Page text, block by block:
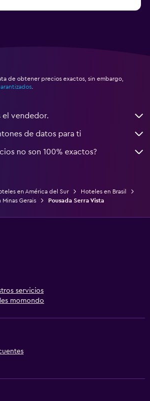
de obtener precios exactos, sin embargo,
el vendedor.
de datos para ti
no son 100% exactos?
en América del Sur
Hoteles en Brasil
Gerais
Pousada Serra Vista
servicios
momondo